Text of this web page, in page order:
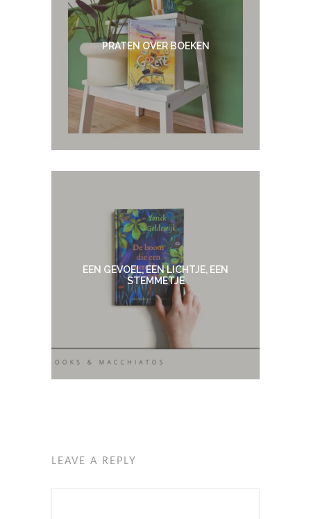
PRATEN OVER BOEKEN
EEN GEVOEL, EEN LICHTJE, EEN
STEMMETJE
LEAVE A REPLY